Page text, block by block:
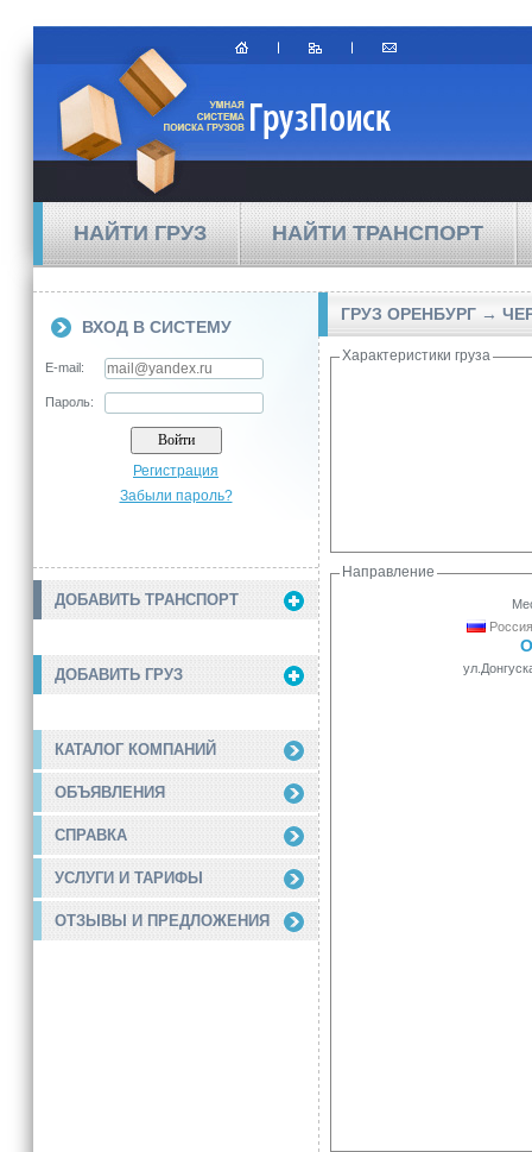
НАЙТИ ГРУЗ НАЙТИ ТРАНСПОРТ
ВХОД В СИСТЕМУ
E-mail:
Пароль:
Регистрация
Забыли пароль?
ДОБАВИТЬ ТРАНСПОРТ
ДОБАВИТЬ ГРУЗ
КАТАЛОГ КОМПАНИЙ
ОБЪЯВЛЕНИЯ
СПРАВКА
УСЛУГИ И ТАРИФЫ
ОТЗЫВЫ И ПРЕДЛОЖЕНИЯ
ГРУЗ ОРЕНБУРГ →
Характеристики груза
Направление